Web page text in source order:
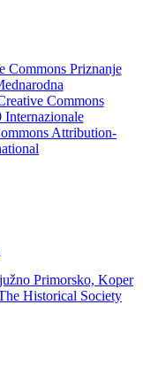
Commons Priznanje
Commons
Attribution-
Primorsko, Koper
Historical Society